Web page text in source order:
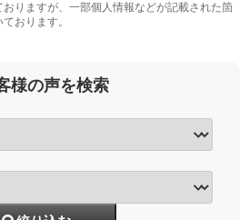
りますが、一部個人情報などが記載された箇
おります。
様の声を検索